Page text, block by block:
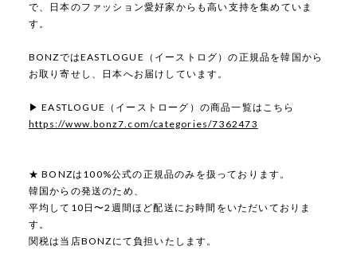
で、日本のファッション愛好家からも高い支持を集めていま
す。
BONZではEASTLOGUE（イーストログ）の正規品を韓国から
お取り寄せし、日本へお届けしています。
▶ EASTLOGUE（イーストローグ）の商品一覧はこちら
https://www.bonz7.com/categories/7362473
★ BONZは100%公式の正規品のみを扱っております。
韓国からの発送のため、
平均して10日〜2週間ほど配送にお時間をいただいておりま
す。
関税は当店BONZにて負担いたします。